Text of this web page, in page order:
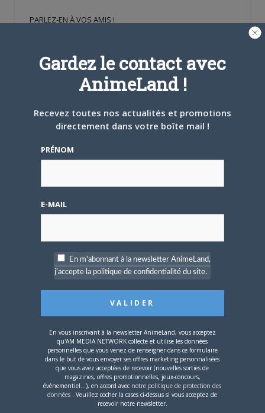
fenêtre) fenêtre) nouvelle
PARLEZ-EN À VOS AMIS !
Tumblr
Email
A PROPOS DE L'AUTEUR
SHERLOCK
5 AOÛT 2026
L’AnimeLand Hors-Série
disponible !
4 AOÛT 2026 0
Une nouvelle série TV
Digimon en préparation
Gardez le contact avec
AnimeLand !
Recevez toutes nos actualités et promotions
directement dans votre boîte mail !
PRÉNOM
E-MAIL
En m'abonnant à la newsletter AnimeLand,
j'accepte la politique de confidentialité du site.
En vous inscrivant à la newsletter AnimeLand, vous acceptez
qu'AM MEDIA NETWORK collecte et utilise les données
personnelles que vous venez de renseigner dans ce formulaire
dans le but de vous envoyer ses offres marketing personnalisées
que vous avez acceptées de recevoir (nouvelles sorties de
magazines, offres promotionnelles, jeux-concours,
événementiel...), en accord avec notre politique de protection des
données . Veuillez cocher la cases ci-dessus si vous acceptez de
recevoir notre newsletter.